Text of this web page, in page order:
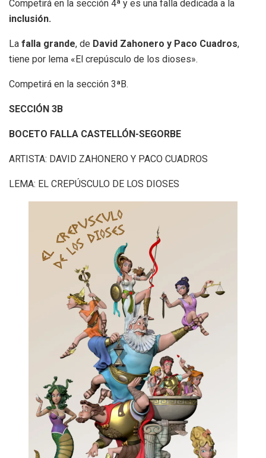
Competirá en la sección 4ª y es una falla dedicada a la
inclusión.
La falla grande, de David Zahonero y Paco Cuadros,
tiene por lema «El crepúsculo de los dioses».
Competirá en la sección 3ªB.
SECCIÓN 3B
BOCETO FALLA CASTELLÓN-SEGORBE
ARTISTA: DAVID ZAHONERO Y PACO CUADROS
LEMA: EL CREPÚSCULO DE LOS DIOSES